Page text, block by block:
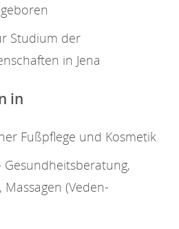
Studium der
in Jena
in
Fußpflege und Kosmetik
Gesundheitsberatung,
Massagen (Veden-